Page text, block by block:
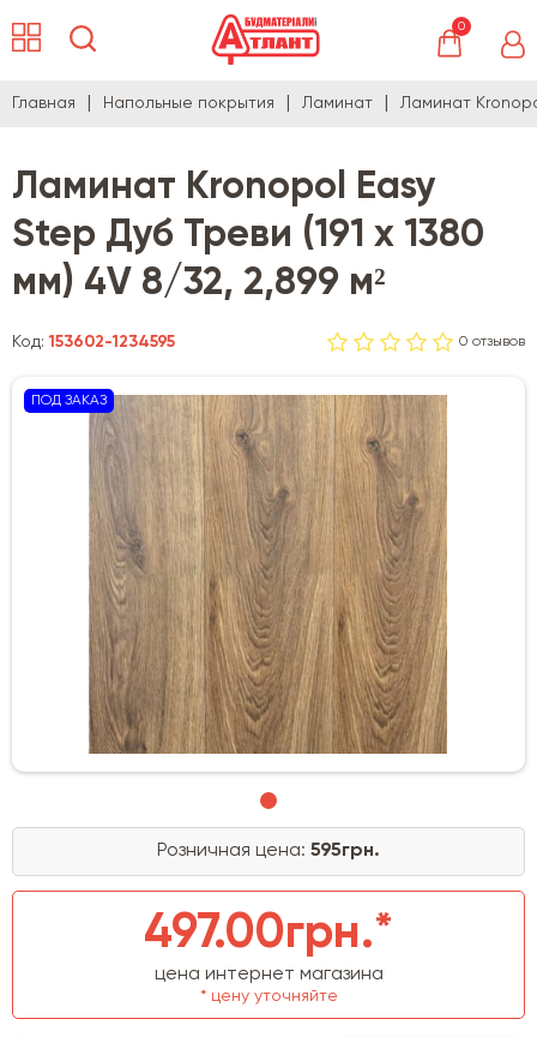
0
Главная Напольные покрытия Ламинат Ламинат
Ламинат Kronopol Easy
Step Дуб Треви (191 x 1380
мм) 4V 8/32, 2,899 м²
Код:153602-1234595 0 отзывов
ПОД ЗАКАЗ
Розничная цена: 595грн.
497.00грн.*
цена интернет магазина
* цену уточняйте